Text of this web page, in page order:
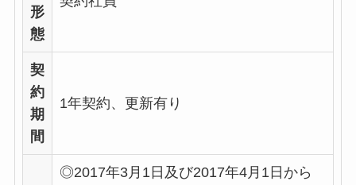
形
態
契
約
期
間
1年契約、更新有り
◎2017年3月1日及び2017年4月1日から